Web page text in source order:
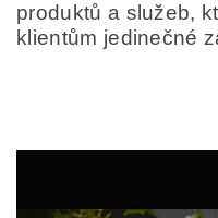
produktů a služeb,
klientům jedinečné